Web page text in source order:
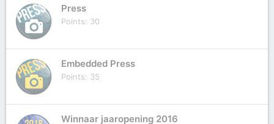
Press
Points 30
Embedded Press
Points 35
Winnaar jaaropening 2016